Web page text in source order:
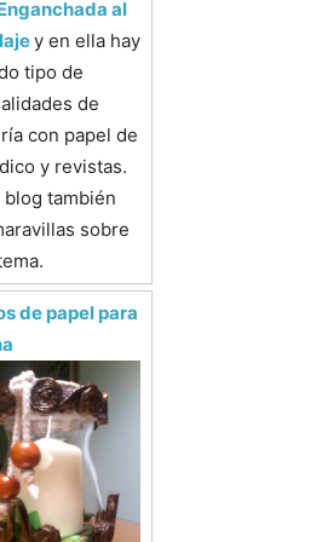
al
y en ella hay
tipo de
de
con papel de
y revistas.
blog también
sobre
de papel para